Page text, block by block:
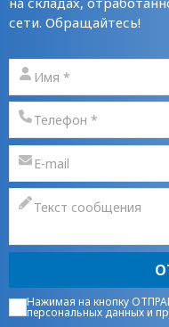
сети. Обращайтесь!
Нажимая на кнопку
персональных данныхи